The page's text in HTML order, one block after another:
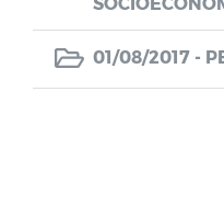
01/08/2017 -